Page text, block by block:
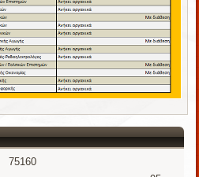
75160